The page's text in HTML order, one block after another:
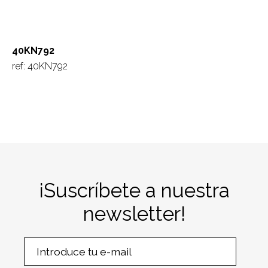
40KN792
ref: 40KN792
¡Suscríbete a nuestra
newsletter!